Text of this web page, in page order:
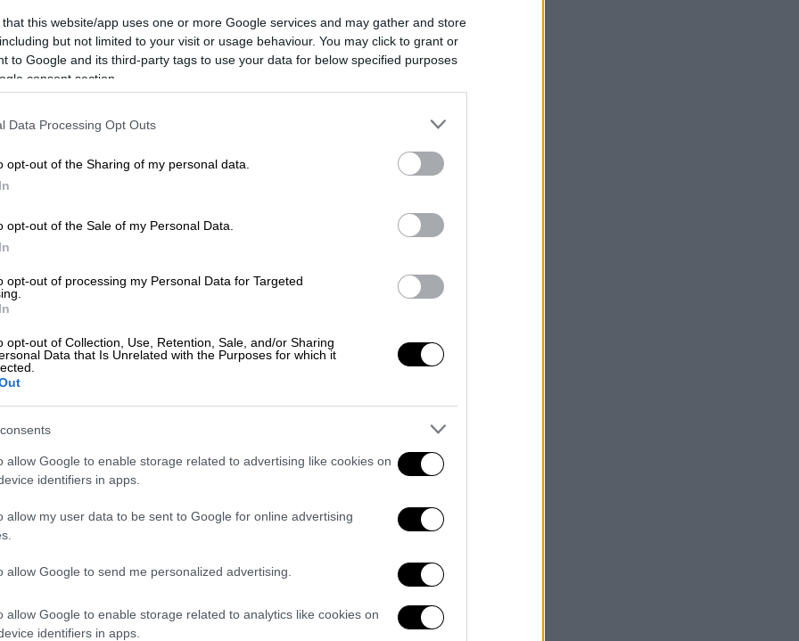
that this website/app uses one or more Google services and may gather and store
but not limited to your visit or usage behaviour. You may click to grant or
to Google and its third-party tags to use your data for below specified purposes
consent section.
Data Processing Opt Outs
opt-out of the Sharing of my personal data.
opt-out of the Sale of my Personal Data.
opt-out of processing my Personal Data for Targeted
opt-out of Collection, Use, Retention, Sale, and/or Sharing
Data that Is Unrelated with the Purposes for which it
allow Google to enable storage related to advertising like cookies on
identifiers in apps.
allow my user data to be sent to Google for online advertising
allow Google to send me personalized advertising.
allow Google to enable storage related to analytics like cookies on
identifiers in apps.
δημοσιότητας από την Τόνγκα μετά
στην περιοχή προκαλούν σοκ και
τέφρα, ενώ κοντά στις ακτές
δέντρα.
στο νότιο τμήμα στο νότιο τμήμα του
δέντρα καλυμμένα με τέφρα.
σκηνές στα Κολομοτούα καθώς και τα
παραμένουν ακόμη όρθια, αλλά
το τοπίο είναι καλυμμένο με